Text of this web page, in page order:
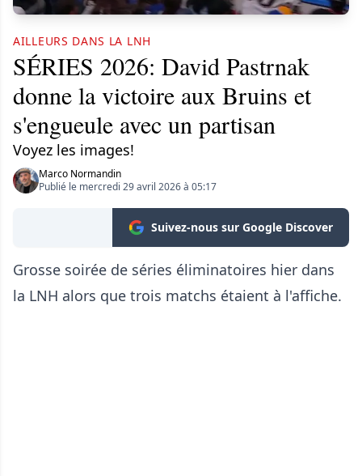
AILLEURS DANS LA LNH
SÉRIES 2026: David Pastrnak
donne la victoire aux Bruins et
s'engueule avec un partisan
Voyez les images!
Marco Normandin
Publié le mercredi 29 avril 2026 à 05:17
Suivez-nous sur Google Discover
Grosse soirée de séries éliminatoires hier dans
la LNH alors que trois matchs étaient à l'affiche.